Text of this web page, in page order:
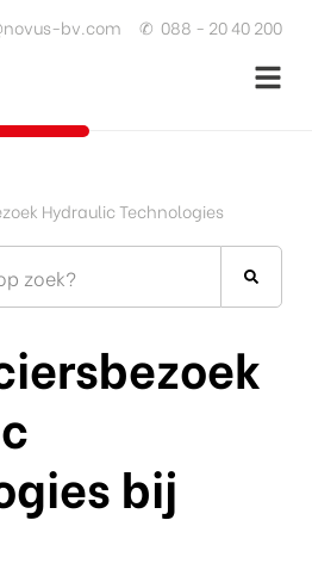
bv.com ✆ 088 - 20 40 200
Hydraulic Technologies
bij